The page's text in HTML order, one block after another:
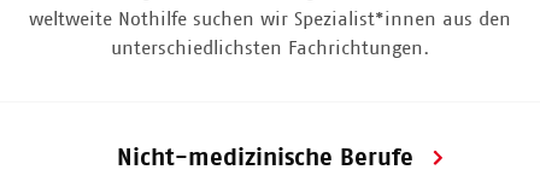
weltweite Nothilfe suchen wir Spezialist*innen aus den
unterschiedlichsten Fachrichtungen.
Nicht-medizinische Berufe